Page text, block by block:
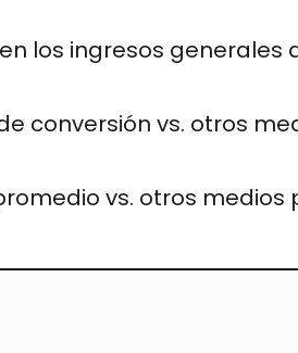
los ingresos generales
conversión vs. otros
vs. otros medios